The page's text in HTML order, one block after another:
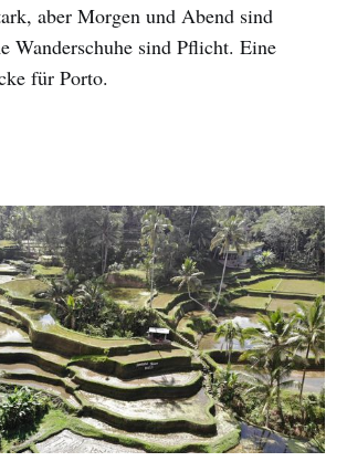
aber Morgen und Abend sind
Wanderschuhe sind Pflicht. Eine
für Porto.